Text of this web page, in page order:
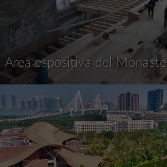
Area espositiva del